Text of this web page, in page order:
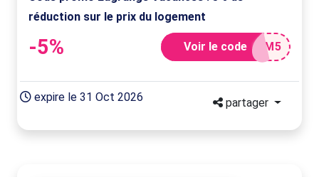
réduction sur le prix du logement
-5% Voir le code EM5
expire le 31 Oct 2026 partager